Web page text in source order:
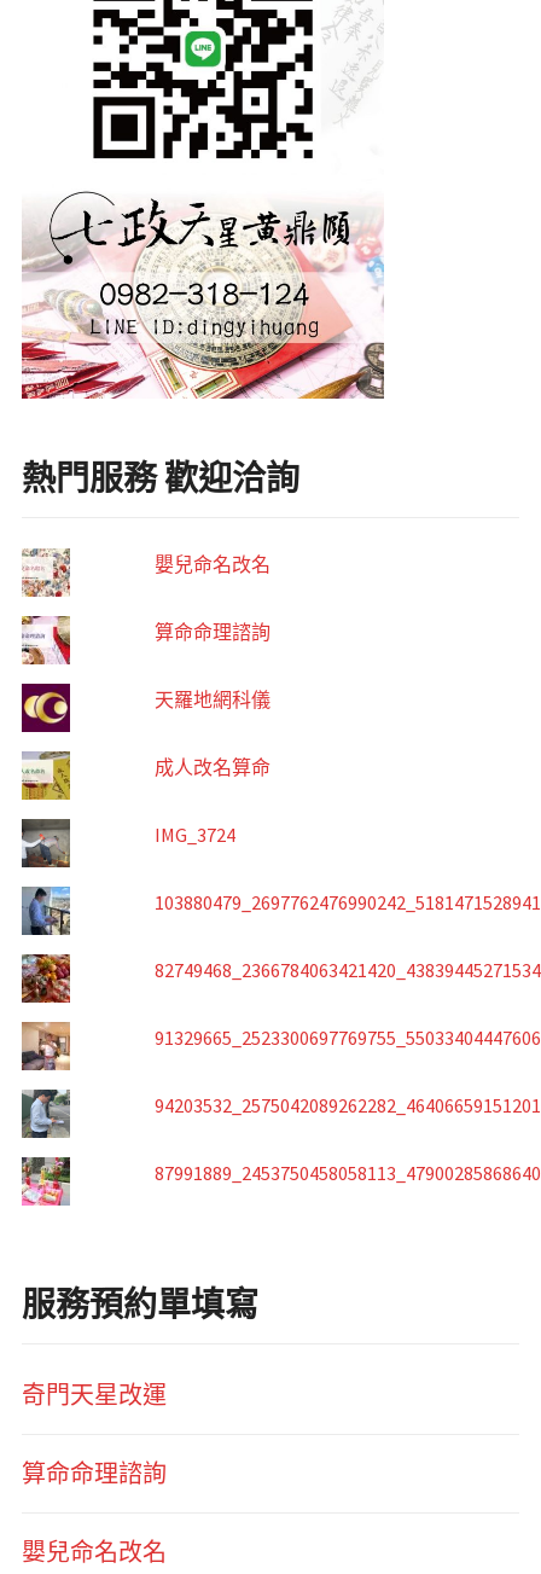
熱門服務 歡迎洽詢
嬰兒命名改名
算命命理諮詢
天羅地網科儀
成人改名算命
IMG_3724
服務預約單填寫
奇門天星改運
算命命理諮詢
嬰兒命名改名